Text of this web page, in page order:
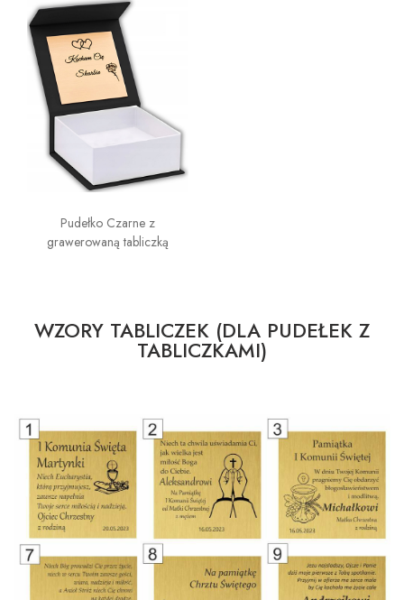
Pudełko Czarne z
grawerowaną tabliczką
WZORY TABLICZEK (DLA PUDEŁEK Z
TABLICZKAMI)